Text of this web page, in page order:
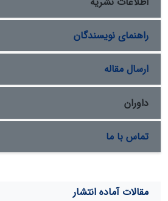
تغییرات کیفیت آب زیرزمینی در
مدیریتی دارد. به طور کلی پیشنهاد
آب زیرزمینی دشت ارسنجان، عامل
بختگان، علاوه بر عوامل مرتبط با
نظر گرفته شود.
راهنمای نویسندگان
ارسال مقاله
داوران
تماس با ما
مقالات آماده انتشار